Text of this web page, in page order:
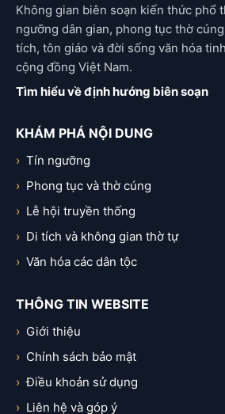
Không gian biên soạn kiến thức phổ
ngưỡng dân gian, phong tục thờ
tích, tôn giáo và đời sống văn hóa
cộng đồng Việt Nam.
Tìm hiểu về định hướng biên soạn
KHÁM PHÁ NỘI DUNG
Tín ngưỡng
Phong tục và thờ cúng
Lễ hội truyền thống
Di tích và không gian thờ tự
Văn hóa các dân tộc
THÔNG TIN WEBSITE
Giới thiệu
Chính sách bảo mật
Điều khoản sử dụng
Liên hệ và góp ý